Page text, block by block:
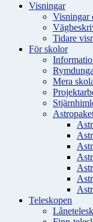
Visningar
Visningar
Tidare
För skolor
Mera
Teleskopen